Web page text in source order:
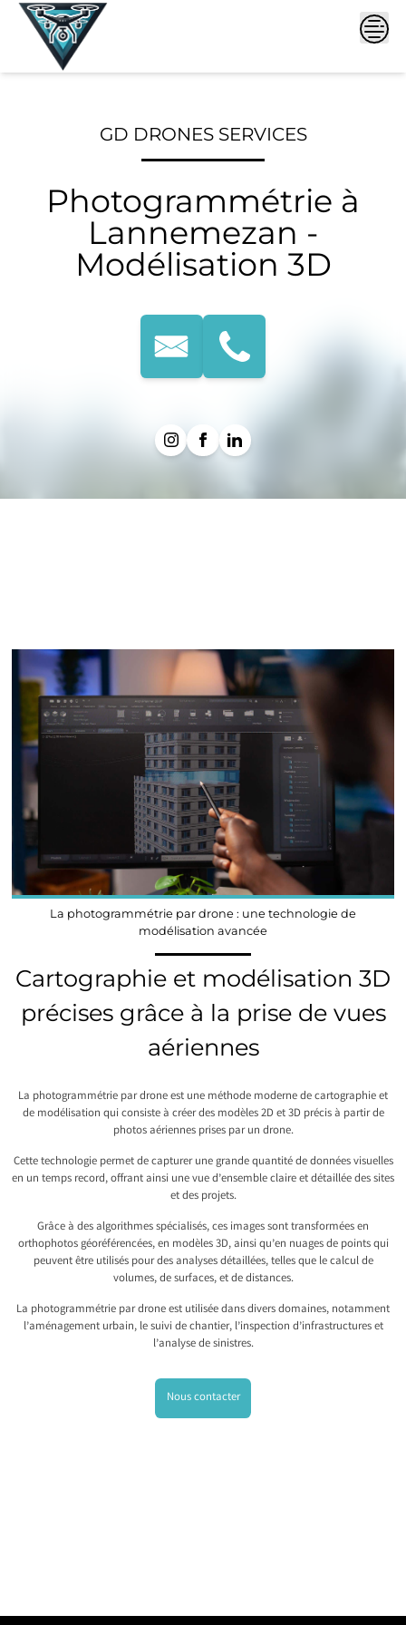
Skip
GD DRONES SERVICES
Photogrammétrie à
Lannemezan -
Modélisation 3D
La photogrammétrie par drone : une technologie de
modélisation avancée
Cartographie et modélisation 3D
précises grâce à la prise de vues
aériennes
La photogrammétrie par drone est une méthode moderne de cartographie et
de modélisation qui consiste à créer des modèles 2D et 3D précis à partir de
photos aériennes prises par un drone.
Cette technologie permet de capturer une grande quantité de données visuelles
en un temps record, offrant ainsi une vue d’ensemble claire et détaillée des sites
et des projets.
Grâce à des algorithmes spécialisés, ces images sont transformées en
orthophotos géoréférencées, en modèles 3D, ainsi qu’en nuages de points qui
peuvent être utilisés pour des analyses détaillées, telles que le calcul de
volumes, de surfaces, et de distances.
La photogrammétrie par drone est utilisée dans divers domaines, notamment
l’aménagement urbain, le suivi de chantier, l’inspection d’infrastructures et
l’analyse de sinistres.
Nous contacter